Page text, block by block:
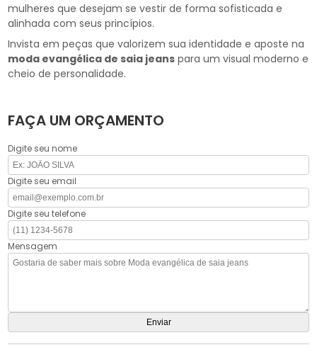
mulheres que desejam se vestir de forma sofisticada e
alinhada com seus princípios.
Invista em peças que valorizem sua identidade e aposte na
moda evangélica de saia jeans para um visual moderno e
cheio de personalidade.
FAÇA UM ORÇAMENTO
Digite seu nome
Digite seu email
Digite seu telefone
Mensagem